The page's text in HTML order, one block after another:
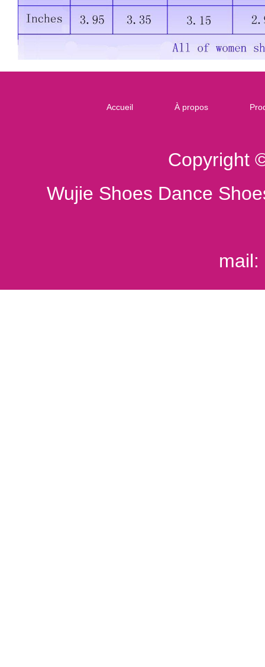
Accueil À propos
Copyright
Wujie Shoes Dance